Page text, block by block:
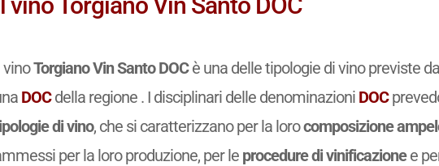
vinoTorgiano Vin Santo DOCè una delle tipologie di vino previste
DOCdella regione . I disciplinari delle denominazioni DOC
di vino, che si caratterizzano per la lorocomposizione
per la loro produzione, per le procedure di vinificazionee